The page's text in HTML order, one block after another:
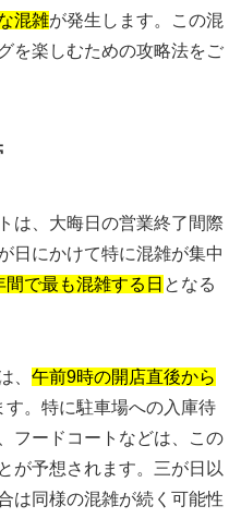
混雑が発生します。この混
を楽しむための攻略法をご
は、大晦日の営業終了間際
日にかけて特に混雑が集中
で最も混雑する日 となる
、 午前9時の開店直後から
す。特に駐車場への入庫待
フードコートなどは、この
が予想されます。三が日以
は同様の混雑が続く可能性